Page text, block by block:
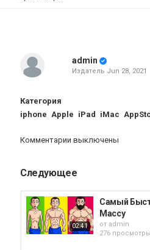
admin
Издатель Jun 28, 2021
Категория
iphone Apple iPad iMac
Комментарии выключены
Следующее
02:41
Самый
Массу
от admin
276 просмотры